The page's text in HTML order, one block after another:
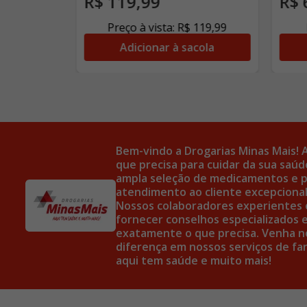
Preço à vista: R$ 119,99
Adicionar à sacola
Bem-vindo a Drogarias Minas
que precisa para cuidar da sua
ampla seleção de medicamentos e
atendimento ao cliente
Nossos colaboradores
fornecer conselhos especializados
exatamente o que precisa. Venha
diferença em nossos serviços de
aqui tem saúde e muito mais!